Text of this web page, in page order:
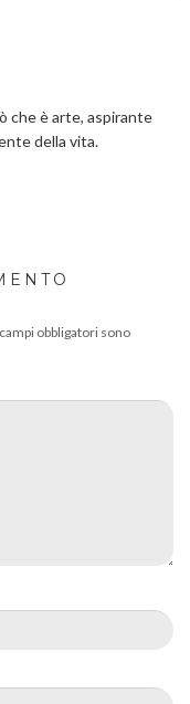
che è arte, aspirante
della vita.
obbligatori sono